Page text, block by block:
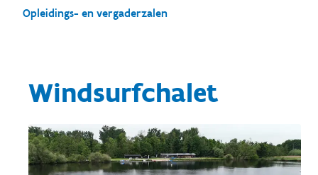
Opleidings- en vergaderzalen
Windsurfchalet